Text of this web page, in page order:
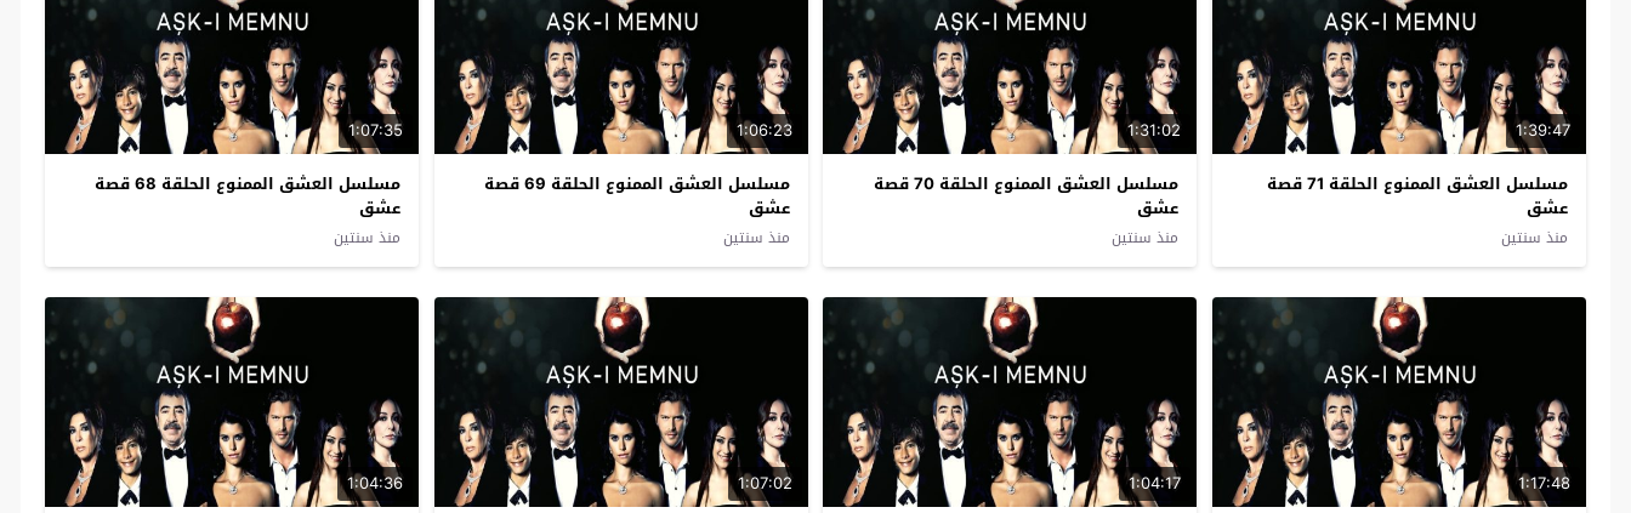
1:39:47
مسلسل العشق الممنوع الحلقة 71 قصة
عشق
منذ سنتين
1:31:02
مسلسل العشق الممنوع الحلقة 70 قصة
عشق
منذ سنتين
1:06:23
مسلسل العشق الممنوع الحلقة 69 قصة
عشق
منذ سنتين
1:07:35
مسلسل العشق الممنوع الحلقة 68 قصة
عشق
منذ سنتين
1:17:48
1:04:17
1:07:02
1:04:36